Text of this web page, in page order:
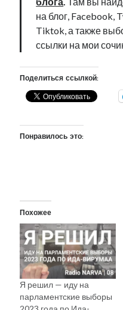
рийгикогу россия
русскоязычное образование
эстония эстонский язык
Михаил Стальнухин:
mstalnuhhin@gmail.com
на блог, Facebook,
Tiktok, а также
ссылки на мои
Поделиться ссылкой:
Понравилось это:
Похожее
Я решил — иду на
парламентские выборы